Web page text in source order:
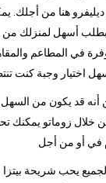
ديليفرو هنا من
بطلب أسهل لمنزلك من
في المطاعم
اختيار وجبة كنت
قد يكون من السهل
خلال زوماتو يمكنك
في أو من أجل
يحب شريحة بيتزا